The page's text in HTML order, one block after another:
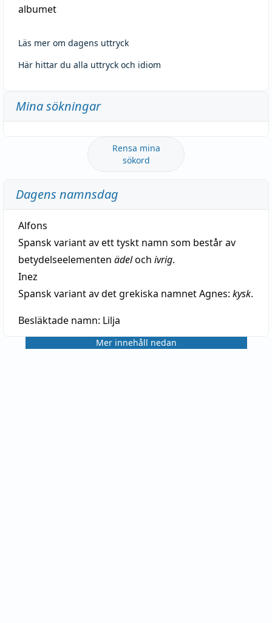
albumet
Läs mer om dagens uttryck
Här hittar du alla uttryck och idiom
Mina sökningar
Rensa mina
sökord
Dagens namnsdag
Alfons
Spansk variant av ett tyskt namn som består av
betydelseelementen ädeloch ivrig.
Inez
Spansk variant av det grekiska namnet Agnes: kysk.
Besläktade namn: Lilja
Mer innehåll nedan